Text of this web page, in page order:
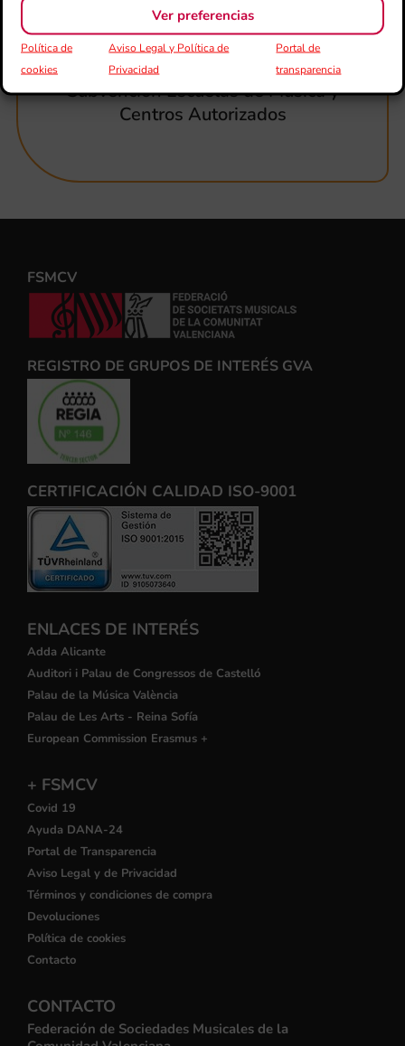
Ver preferencias
Política de
cookies
Aviso Legal y Política de
Privacidad
Portal de
transparencia
Subvención Escuelas de Música y
Centros Autorizados
FSMCV
REGISTRO DE GRUPOS DE INTERÉS GVA
CERTIFICACIÓN CALIDAD ISO-9001
ENLACES DE INTERÉS
Adda Alicante
Auditori i Palau de Congressos de Castelló
Palau de la Música València
Palau de Les Arts - Reina Sofía
European Commission Erasmus +
+ FSMCV
Covid 19
Ayuda DANA-24
Portal de Transparencia
Aviso Legal y de Privacidad
Términos y condiciones de compra
Devoluciones
Política de cookies
Contacto
CONTACTO
Federación de Sociedades Musicales de la